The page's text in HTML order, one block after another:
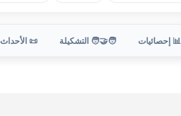
📊 إحصائيات 🧑‍🤝‍🧑 التشكيلة 📜 الأحداث